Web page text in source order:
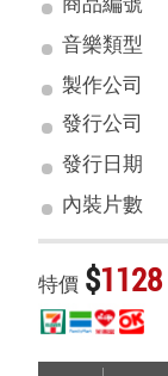
音樂類型
製作公司
發行公司
發行日期
內裝片數
特價 $1128